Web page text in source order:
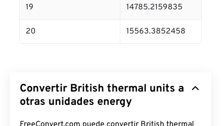
19 14785.2159835
20 15563.3852458
Convertir British thermal units a
otras unidades energy